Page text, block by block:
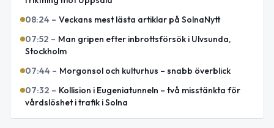
08:24 – Veckans mest lästa artiklar på SolnaNytt
07:52 – Man gripen efter inbrottsförsök i Ulvsunda,
Stockholm
07:44 – Morgonsol och kulturhus – snabb överblick
07:32 – Kollision i Eugeniatunneln – två misstänkta för
vårdslöshet i trafik i Solna